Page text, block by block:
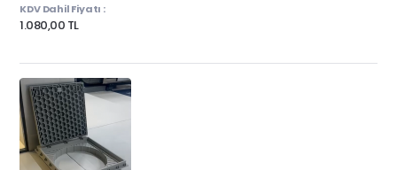
KDV Dahil Fiyatı :
1.080,00 TL